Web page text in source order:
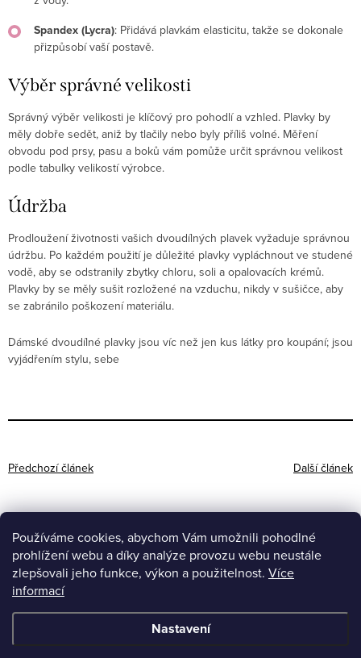
Používáme cookies, abychom Vám umožnili pohodlné
prohlížení webu a díky analýze provozu webu neustále
zlepšovali jeho funkce, výkon a použitelnost. Více
informací
Nastavení
Spandex (Lycra): Přidává plavkám elasticitu, takže se dokonale
přizpůsobí vaší postavě.
Výběr správné velikosti
Správný výběr velikosti je klíčový pro pohodlí a vzhled. Plavky by
měly dobře sedět, aniž by tlačily nebo byly příliš volné. Měření
obvodu pod prsy, pasu a boků vám pomůže určit správnou velikost
podle tabulky velikostí výrobce.
Údržba
Prodloužení životnosti vašich dvoudílných plavek vyžaduje správnou
údržbu. Po každém použití je důležité plavky vypláchnout ve studené
vodě, aby se odstranily zbytky chloru, soli a opalovacích krémů.
Plavky by se měly sušit rozložené na vzduchu, nikdy v sušičce, aby
se zabránilo poškození materiálu.
Dámské dvoudílné plavky jsou víc než jen kus látky pro koupání; jsou
vyjádřením stylu, sebe
Předchozí článek Další článek
Z
Affiliate program